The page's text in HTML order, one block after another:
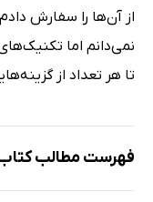
از آن‌ها را سفارش
نمی‌دانم اما
تا هر تعداد از
فهرست مطالب